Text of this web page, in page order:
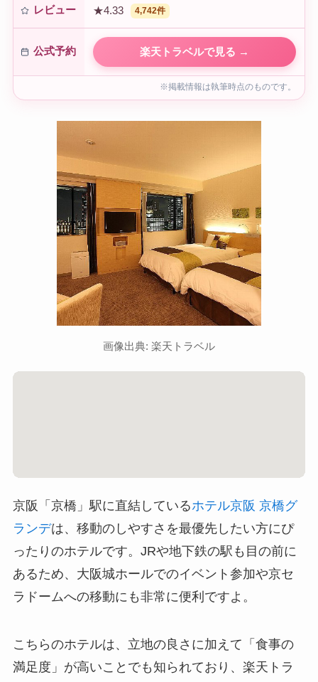
レビュー ★4.33 4,742件
公式予約 楽天トラベルで見る →
※掲載情報は執筆時点のものです。
画像出典: 楽天トラベル
京阪「京橋」駅に直結しているホテル京阪 京橋グ
ランデは、移動のしやすさを最優先したい方にぴ
ったりのホテルです。JRや地下鉄の駅も目の前に
あるため、大阪城ホールでのイベント参加や京セ
ラドームへの移動にも非常に便利ですよ。
こちらのホテルは、立地の良さに加えて「食事の
満足度」が高いことでも知られており、楽天トラ